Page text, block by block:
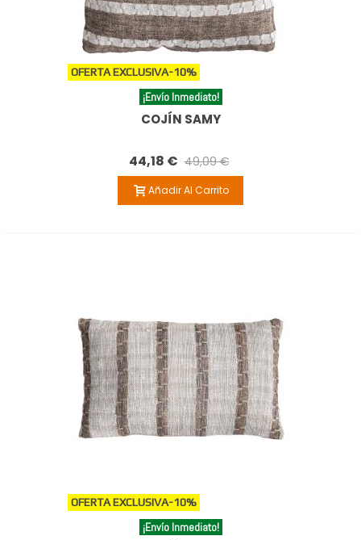
OFERTA EXCLUSIVA-10%
¡Envío Inmediato!
COJÍN SAMY
44,18 € 49,09 €
Añadir Al Carrito
OFERTA EXCLUSIVA-10%
¡Envío Inmediato!